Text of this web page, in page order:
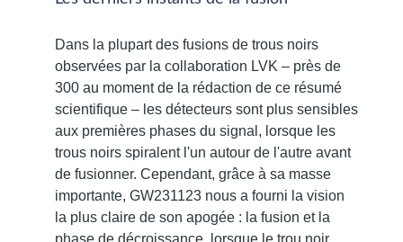
Dans la plupart des fusions de trous noirs
observées par la collaboration LVK – près de
300 au moment de la rédaction de ce résumé
scientifique – les détecteurs sont plus sensibles
aux premières phases du signal, lorsque les
trous noirs spiralent l'un autour de l'autre avant
de fusionner. Cependant, grâce à sa masse
importante, GW231123 nous a fourni la vision
la plus claire de son apogée : la fusion et la
phase de décroissance, lorsque le trou noir